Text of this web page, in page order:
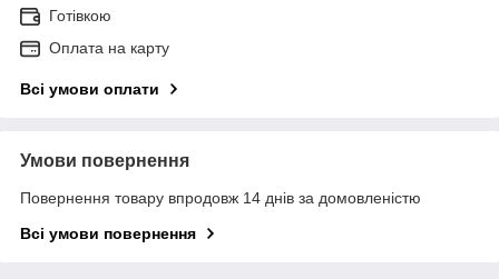
Готівкою
Оплата на карту
Всі умови оплати
Умови повернення
Повернення товару впродовж 14 днів за домовленістю
Всі умови повернення